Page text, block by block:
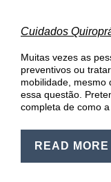
Cuidados
Muitas vezes as
preventivos ou
mobilidade, mesmo
essa questão.
completa de como
READ MORE